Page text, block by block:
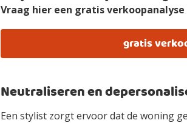
Vraag hier een gratis verkoopanalyse
gratis
Neutraliseren en
Een stylist zorgt ervoor dat de woning